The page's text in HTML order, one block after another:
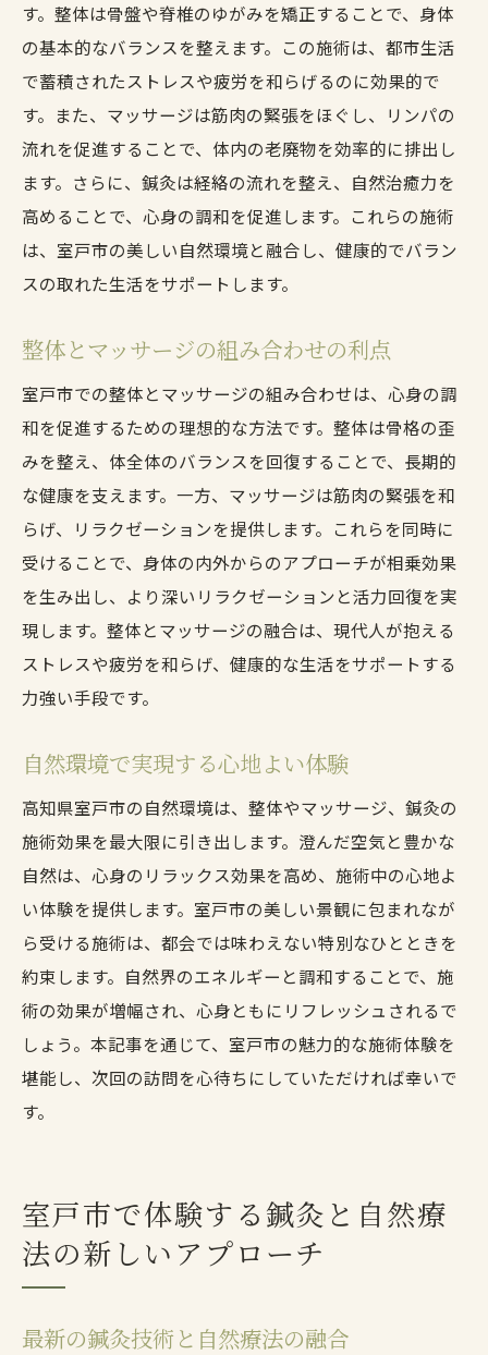
す。整体は骨盤や脊椎のゆがみを矯正することで、身体
の基本的なバランスを整えます。この施術は、都市生活
で蓄積されたストレスや疲労を和らげるのに効果的で
す。また、マッサージは筋肉の緊張をほぐし、リンパの
流れを促進することで、体内の老廃物を効率的に排出し
ます。さらに、鍼灸は経絡の流れを整え、自然治癒力を
高めることで、心身の調和を促進します。これらの施術
は、室戸市の美しい自然環境と融合し、健康的でバラン
スの取れた生活をサポートします。
整体とマッサージの組み合わせの利点
室戸市での整体とマッサージの組み合わせは、心身の調
和を促進するための理想的な方法です。整体は骨格の歪
みを整え、体全体のバランスを回復することで、長期的
な健康を支えます。一方、マッサージは筋肉の緊張を和
らげ、リラクゼーションを提供します。これらを同時に
受けることで、身体の内外からのアプローチが相乗効果
を生み出し、より深いリラクゼーションと活力回復を実
現します。整体とマッサージの融合は、現代人が抱える
ストレスや疲労を和らげ、健康的な生活をサポートする
力強い手段です。
自然環境で実現する心地よい体験
高知県室戸市の自然環境は、整体やマッサージ、鍼灸の
施術効果を最大限に引き出します。澄んだ空気と豊かな
自然は、心身のリラックス効果を高め、施術中の心地よ
い体験を提供します。室戸市の美しい景観に包まれなが
ら受ける施術は、都会では味わえない特別なひとときを
約束します。自然界のエネルギーと調和することで、施
術の効果が増幅され、心身ともにリフレッシュされるで
しょう。本記事を通じて、室戸市の魅力的な施術体験を
堪能し、次回の訪問を心待ちにしていただければ幸いで
す。
室戸市で体験する鍼灸と自然療
法の新しいアプローチ
最新の鍼灸技術と自然療法の融合